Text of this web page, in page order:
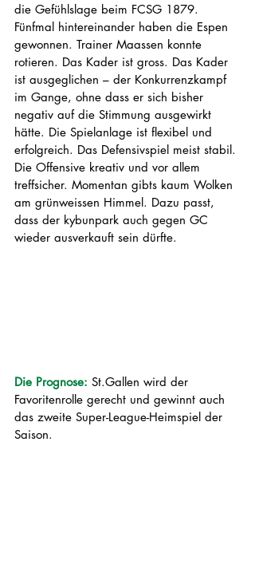
die Gefühlslage beim FCSG 1879.
Fünfmal hintereinander haben die Espen
gewonnen. Trainer Maassen konnte
rotieren. Das Kader ist gross. Das Kader
ist ausgeglichen – der Konkurrenzkampf
im Gange, ohne dass er sich bisher
negativ auf die Stimmung ausgewirkt
hätte. Die Spielanlage ist flexibel und
erfolgreich. Das Defensivspiel meist stabil.
Die Offensive kreativ und vor allem
treffsicher. Momentan gibts kaum Wolken
am grünweissen Himmel. Dazu passt,
dass der kybunpark auch gegen GC
wieder ausverkauft sein dürfte.
Die Prognose: St.Gallen wird der
Favoritenrolle gerecht und gewinnt auch
das zweite Super-League-Heimspiel der
Saison.